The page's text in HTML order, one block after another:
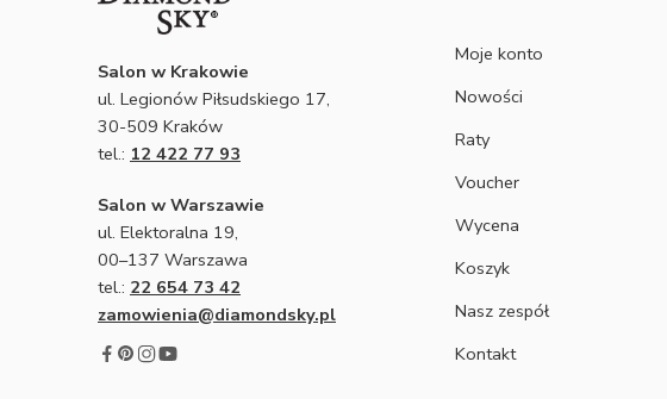
Salon w Krakowie
ul. Legionów Piłsudskiego 17,
30-509 Kraków
tel.: 12 422 77 93
Salon w Warszawie
ul. Elektoralna 19,
00–137 Warszawa
tel.: 22 654 73 42
zamowienia@diamondsky.pl
Moje konto
Nowości
Raty
Voucher
Wycena
Koszyk
Nasz zespół
Kontakt